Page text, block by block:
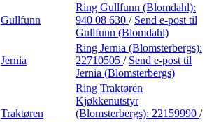
Gullfunn
Ring Gullfunn (Blomdahl):
940 08 630 / Send e-post til
Gullfunn (Blomdahl)
Jernia
Ring Jernia (Blomsterbergs):
22710505 / Send e-post til
Jernia (Blomsterbergs)
Traktøren
Ring Traktøren
Kjøkkenutstyr
(Blomsterbergs): 22159990 /